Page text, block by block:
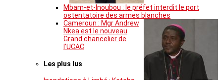
Mbam-et-Inoubou : le préfet interdit le port
ostentatoire des armes blanches
Cameroun : Mgr Andrew
Nkea est le nouveau
Grand chancelier de
l’UCAC
Les plus lus